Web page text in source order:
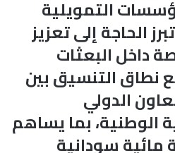
التمويلية
الحاجة إلى تعزيز
داخل البعثات
نطاق التنسيق بين
الدولي
الوطنية، بما يساهم
مائية سودانية